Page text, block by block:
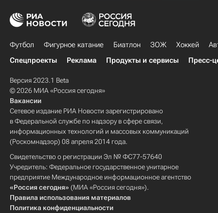
Футбол Фигурное катание Биатлон ЗОЖ Хоккей
Спецпроекты
Реклама Продукты и сервисы Пресс-
Версия 2023.1 Beta
© 2026 МИА «Россия сегодня»
Вакансии
Сетевое издание РИА Новости зарегистрировано
в Федеральной службе по надзору в сфере связи,
информационных технологий и массовых коммуникаций
(Роскомнадзор) 08 апреля 2014 года.
Свидетельство о регистрации Эл № ФС77-57640
Учредитель: Федеральное государственное унитарное
предприятие Международное информационное агентство
«Россия сегодня» (МИА «Россия сегодня»).
Правила использования материалов
Политика конфиденциальности